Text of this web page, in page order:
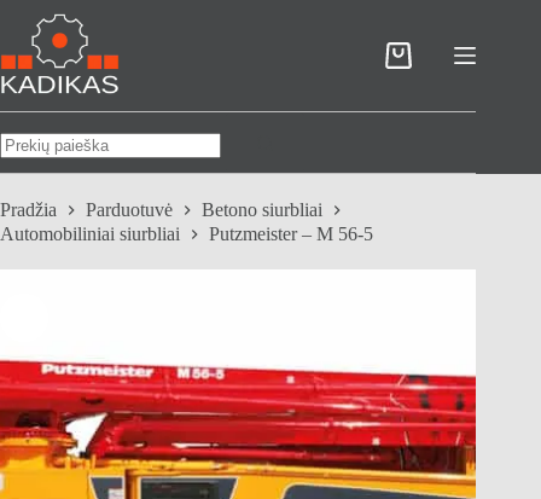
content
Pirkinių
results
Pradžia Parduotuvė
Betono siurbliai
Automobiliniai siurbliai
Putzmeister – M 56-5